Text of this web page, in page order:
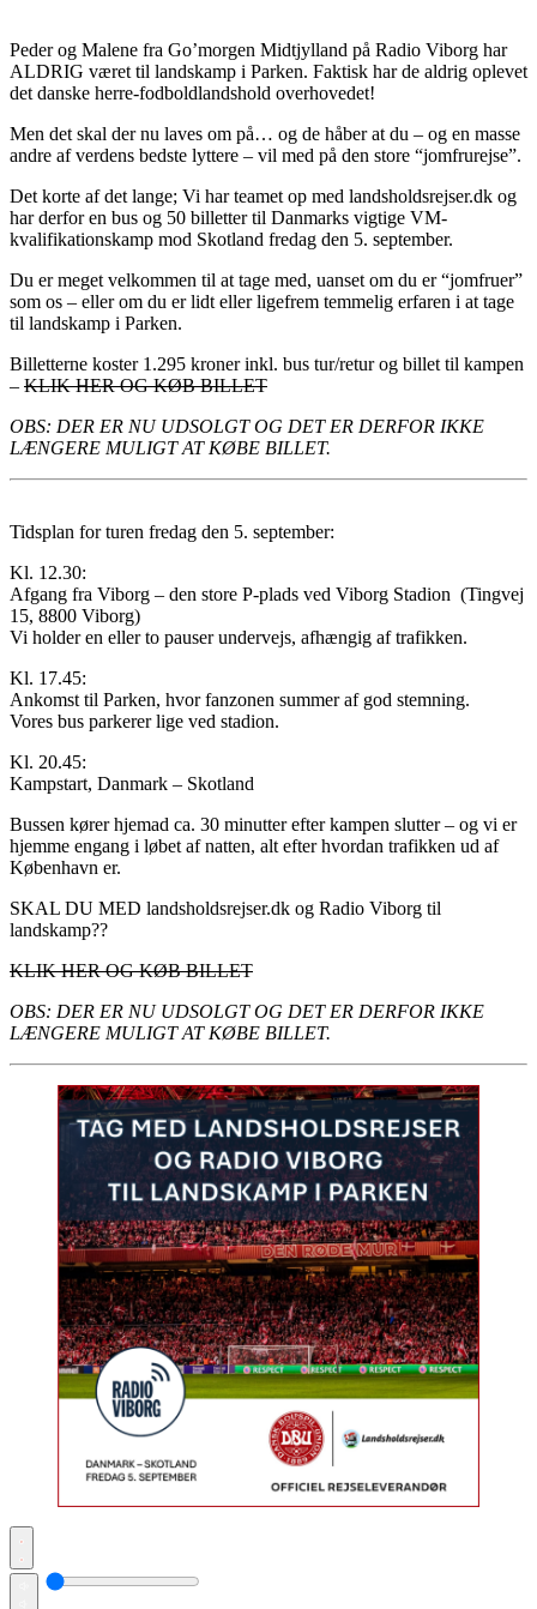
Peder og Malene fra Go’morgen Midtjylland på Radio Viborg har
ALDRIG været til landskamp i Parken. Faktisk har de aldrig oplevet
det danske herre-fodboldlandshold overhovedet!
Men det skal der nu laves om på… og de håber at du – og en masse
andre af verdens bedste lyttere – vil med på den store “jomfrurejse”.
Det korte af det lange; Vi har teamet op med landsholdsrejser.dk og
har derfor en bus og 50 billetter til Danmarks vigtige VM-
kvalifikationskamp mod Skotland fredag den 5. september.
Du er meget velkommen til at tage med, uanset om du er “jomfruer”
som os – eller om du er lidt eller ligefrem temmelig erfaren i at tage
til landskamp i Parken.
Billetterne koster 1.295 kroner inkl. bus tur/retur og billet til kampen
– KLIK HER OG KØB BILLET
OBS: DER ER NU UDSOLGT OG DET ER DERFOR IKKE
LÆNGERE MULIGT AT KØBE BILLET.
Tidsplan for turen fredag den 5. september:
Kl. 12.30:
Afgang fra Viborg – den store P-plads ved Viborg Stadion (Tingvej
15, 8800 Viborg)
Vi holder en eller to pauser undervejs, afhængig af trafikken.
Kl. 17.45:
Ankomst til Parken, hvor fanzonen summer af god stemning.
Vores bus parkerer lige ved stadion.
Kl. 20.45:
Kampstart, Danmark – Skotland
Bussen kører hjemad ca. 30 minutter efter kampen slutter – og vi er
hjemme engang i løbet af natten, alt efter hvordan trafikken ud af
København er.
SKAL DU MED landsholdsrejser.dk og Radio Viborg til
landskamp??
KLIK HER OG KØB BILLET
OBS: DER ER NU UDSOLGT OG DET ER DERFOR IKKE
LÆNGERE MULIGT AT KØBE BILLET.